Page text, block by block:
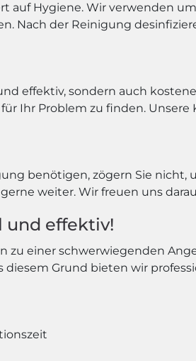
auf Hygiene. Wir verwenden
Nach der Reinigung
effektiv, sondern auch
Ihr Problem zu finden.
benötigen, zögern Sie
weiter. Wir freuen uns
und effektiv!
zu einer schwerwiegenden
diesem Grund bieten wir